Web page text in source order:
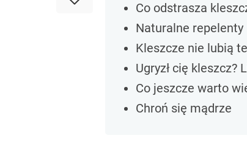
Co odstrasza
Naturalne
Kleszcze nie lubią
Ugryzł cię kleszcz?
Co jeszcze warto
Chroń się mądrze